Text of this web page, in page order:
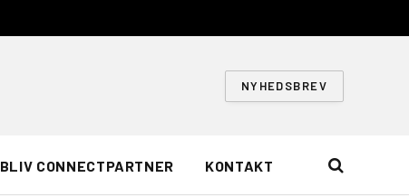
NYHEDSBREV
BLIV CONNECTPARTNER KONTAKT